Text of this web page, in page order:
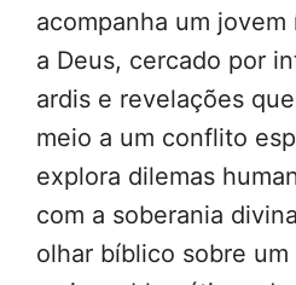
acompanha um
a Deus, cercado por
ardis e revelações
meio a um conflito
explora dilemas
com a soberania
olhar bíblico sobre